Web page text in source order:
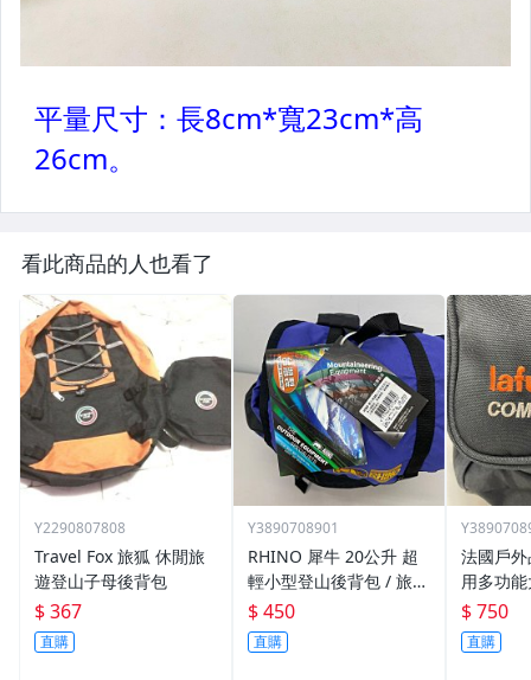
看此商品的人也看了
Y2290807808
Travel Fox 旅狐 休閒旅
遊登山子母後背包
$ 367
直購
Y3890708901
RHINO 犀牛 20公升 超
輕小型登山後背包 / 旅遊
後背包 /休閒後背包【❖
全場任選三件以上免運費
❖】
$ 450
直購
法國戶
用多功
容量背
山背包
【❖全場
$ 750
直購